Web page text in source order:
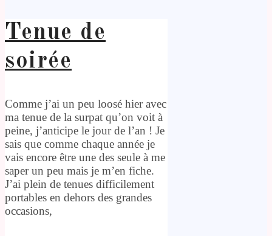
Tenue de
soirée
Comme j’ai un peu loosé hier avec
ma tenue de la surpat qu’on voit à
peine, j’anticipe le jour de l’an ! Je
sais que comme chaque année je
vais encore être une des seule à me
saper un peu mais je m’en fiche.
J’ai plein de tenues difficilement
portables en dehors des grandes
occasions,